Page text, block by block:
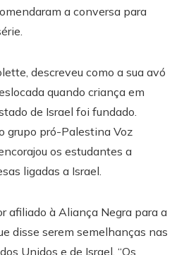
a conversa para
descreveu como a sua avó
quando criança em
de Israel foi fundado.
grupo pró-Palestina Voz
os estudantes a
ligadas a Israel.
afiliado à Aliança Negra para a
disse serem semelhanças nas
Unidos e de Israel. “Os